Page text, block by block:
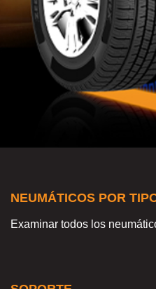
NEUMÁTICOS POR
Examinar todos los